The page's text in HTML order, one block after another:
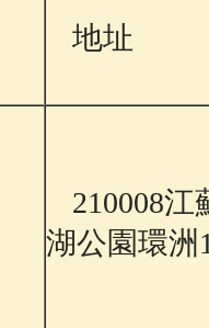
地址
210008
湖公園環洲